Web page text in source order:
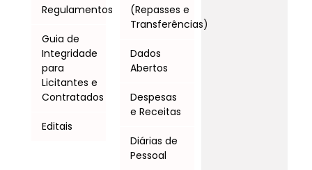
Regulamentos
Guia de
Integridade
para
Licitantes e
Contratados
Editais
(Repasses e
Transferências)
Dados
Abertos
Despesas
e Receitas
Diárias de
Pessoal